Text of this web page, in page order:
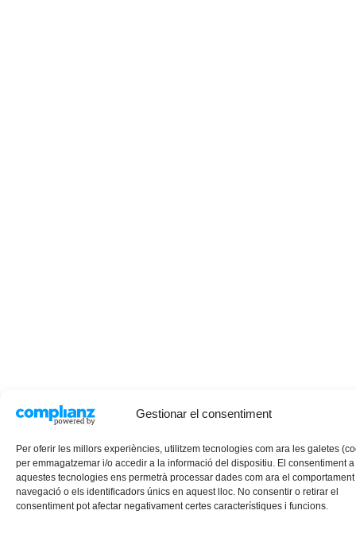
Gestionar el consentiment
Per oferir les millors experiències, utilitzem tecnologies com ara les galetes
per emmagatzemar i/o accedir a la informació del dispositiu. El consentiment a
aquestes tecnologies ens permetrà processar dades com ara el
navegació o els identificadors únics en aquest lloc. No consentir o retirar el
consentiment pot afectar negativament certes característiques i funcions.